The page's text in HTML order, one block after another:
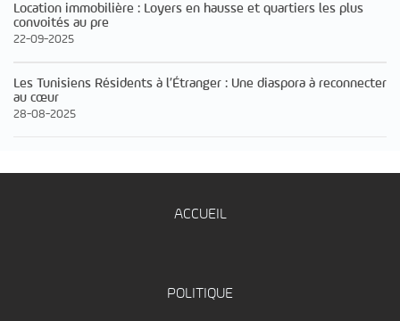
Location immobilière : Loyers en hausse et quartiers les plus
convoités au pre
22-09-2025
Les Tunisiens Résidents à l’Étranger : Une diaspora à reconnecter
au cœur
28-08-2025
ACCUEIL
POLITIQUE